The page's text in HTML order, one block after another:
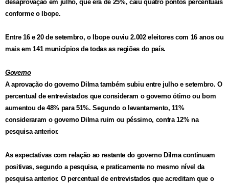
desaprovação em julho, que era de 25%, caiu quatro pontos percentuais
conforme o Ibope.
Entre 16 e 20 de setembro, o Ibope ouviu 2.002 eleitores com 16 anos ou
mais em 141 municípios de todas as regiões do país.
Governo
A aprovação do governo Dilma também subiu entre julho e setembro. O
percentual de entrevistados que consideram o governo ótimo ou bom
aumentou de 48% para 51%. Segundo o levantamento, 11%
consideraram o governo Dilma ruim ou péssimo, contra 12% na
pesquisa anterior.
As expectativas com relação ao restante do governo Dilma continuam
positivas, segundo a pesquisa, e praticamente no mesmo nível da
pesquisa anterior. O percentual de entrevistados que acreditam que o